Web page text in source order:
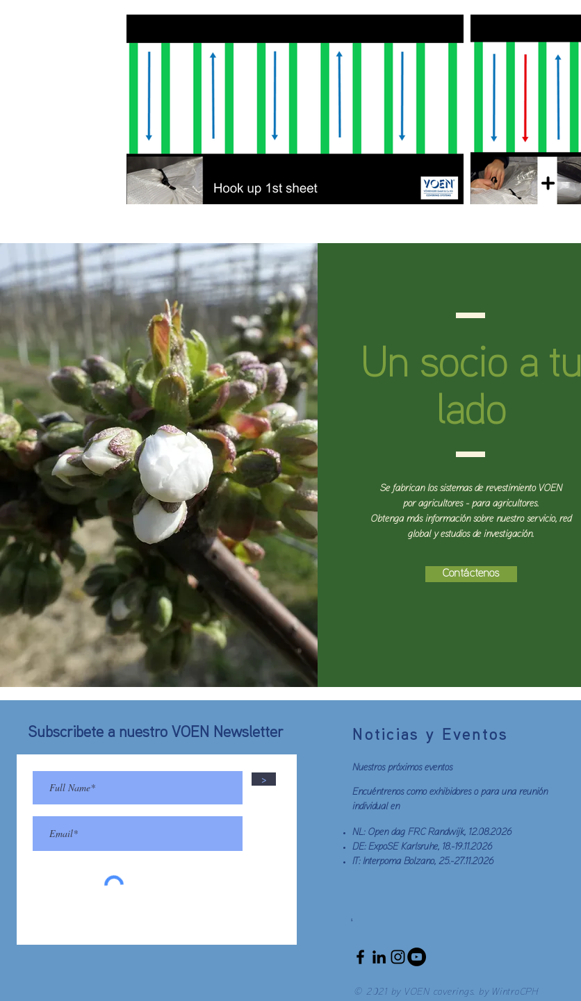
Un socio a tu
lado
Se fabrican los sistemas de revestimiento VOEN
por agricultores - para agricultores.
Obtenga más información sobre nuestro servicio, red
global y estudios de investigación.
Contáctenos
Subscribete a nuestro VOEN Newsletter
>
Noticias y Eventos
Nuestros próximos eventos
Encuéntrenos como exhibidores o para una reunión
individual en
NL: Open dag FRC Randwijk, 12.08.2026
DE: ExpoSE Karlsruhe, 18.-19.11.2026
IT: Interpoma Bolzano, 25.-27.11.2026
.
© 2021 by VOEN coverings. by WintroCPH